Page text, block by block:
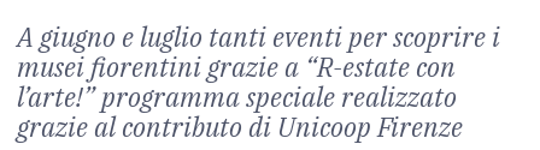
A giugno e luglio tanti eventi per scoprire i
musei fiorentini grazie a “R-estate con
l’arte!” programma speciale realizzato
grazie al contributo di Unicoop Firenze